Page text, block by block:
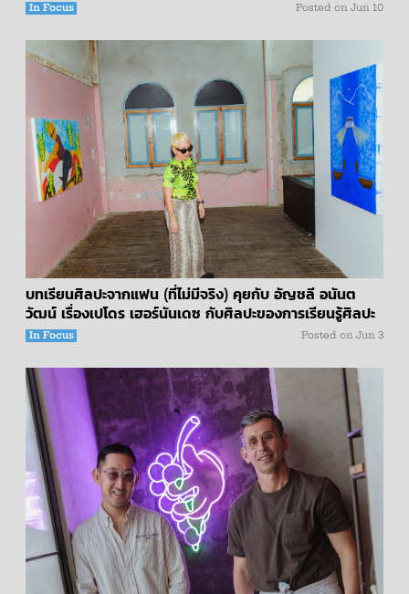
In Focus Posted on Jun 10
บทเรียนศิลปะจากแฟน (ที่ไม่มีจริง) คุยกับ อัญชลี อนันต
วัฒน์ เรื่องเปโดร เฮอร์นันเดซ กับศิลปะของการเรียนรู้ศิลปะ
In Focus Posted on Jun 3